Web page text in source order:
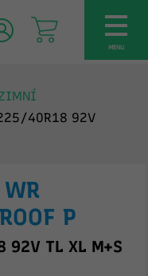
MENU
40R18 92V
P
92V TL XL M+S